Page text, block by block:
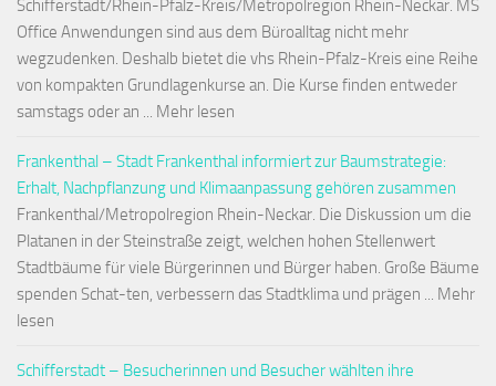
Schifferstadt/Rhein-Pfalz-Kreis/Metropolregion Rhein-Neckar. MS
Office Anwendungen sind aus dem Büroalltag nicht mehr
wegzudenken. Deshalb bietet die vhs Rhein-Pfalz-Kreis eine Reihe
von kompakten Grundlagenkurse an. Die Kurse finden entweder
samstags oder an ... Mehr lesen
Frankenthal – Stadt Frankenthal informiert zur Baumstrategie:
Erhalt, Nachpflanzung und Klimaanpassung gehören zusammen
Frankenthal/Metropolregion Rhein-Neckar. Die Diskussion um die
Platanen in der Steinstraße zeigt, welchen hohen Stellenwert
Stadtbäume für viele Bürgerinnen und Bürger haben. Große Bäume
spenden Schat-ten, verbessern das Stadtklima und prägen ... Mehr
lesen
Schifferstadt – Besucherinnen und Besucher wählten ihre